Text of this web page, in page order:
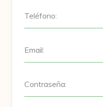
Teléfono:
Email:
Contraseña: